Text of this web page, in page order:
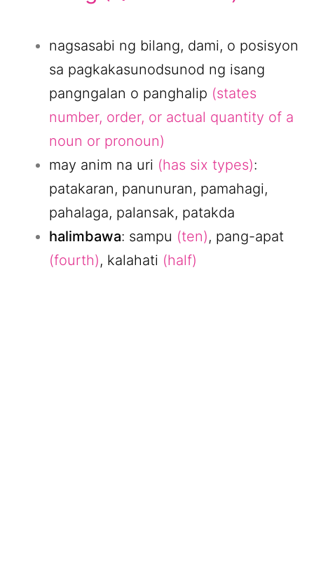
nagsasabi ng bilang, dami, o posisyon
sa pagkakasunodsunod ng isang
pangngalan o panghalip (states
number, order, or actual quantity of a
noun or pronoun)
may anim na uri (has six types):
patakaran, panunuran, pamahagi,
pahalaga, palansak, patakda
halimbawa: sampu (ten), pang-apat
(fourth), kalahati (half)